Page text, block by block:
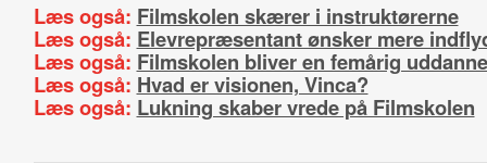
Læs også: Filmskolen skærer i instruktørerne
Læs også: Elevrepræsentant ønsker mere
Læs også: Filmskolen bliver en femårig
Læs også: Hvad er visionen, Vinca?
Læs også: Lukning skaber vrede på Filmskolen